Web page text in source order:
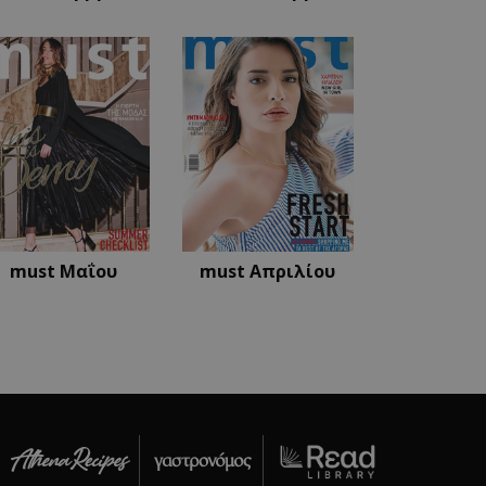
must Μαΐου must Απριλίου
τις προτιμήσεις
απαραίτητο το
να λειτουργεί
για να διατηρήσει
το διακομιστή.
που
για ένα
που
μεταβλητών
είναι ένας
ο τρόπος με
για τον
είναι η
για έναν
που
για ένα
είναι η
για έναν